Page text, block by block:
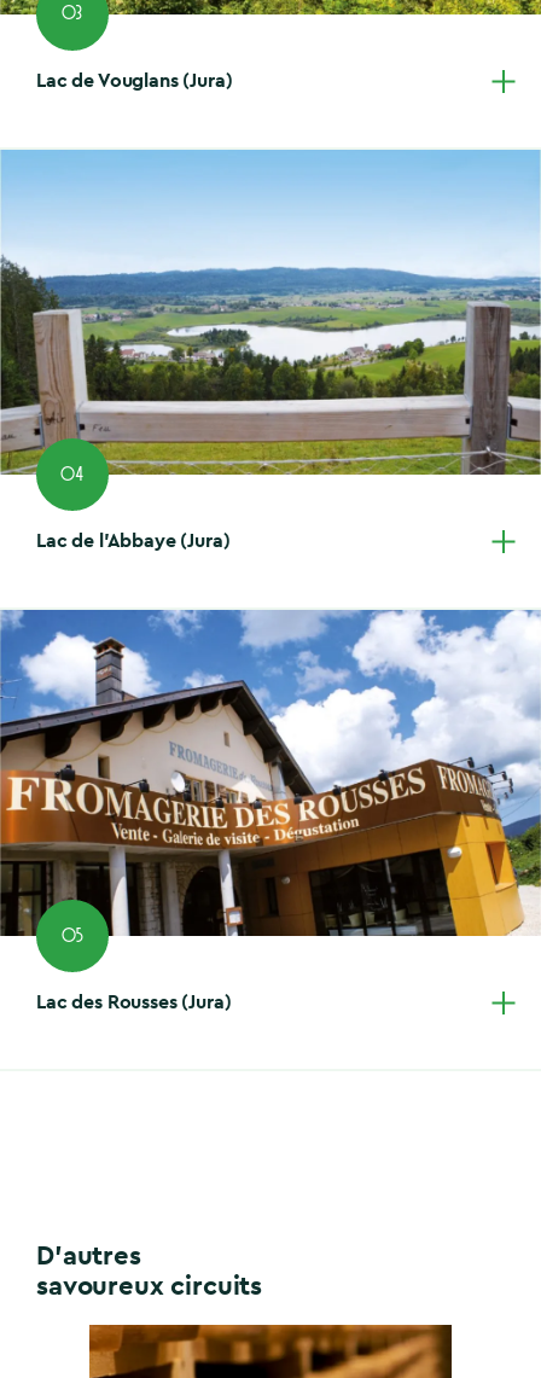
03
Lac de Vouglans (Jura)
04
Lac de l’Abbaye (Jura)
05
Lac des Rousses (Jura)
D'autres
savoureux circuits